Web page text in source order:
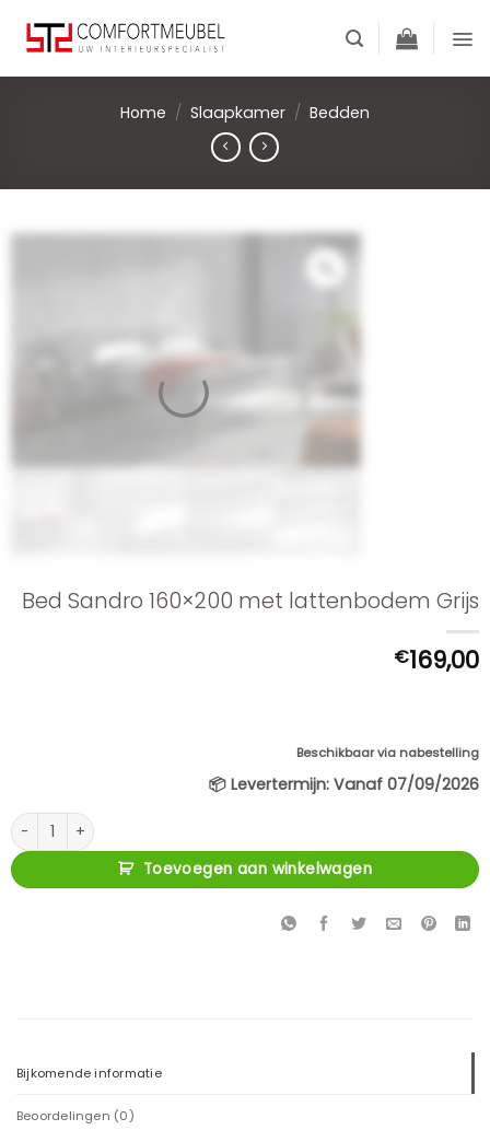
content
Home / Slaapkamer / Bedden
Bed Sandro 160×200 met lattenbodem Grijs
€169,00
Beschikbaar via nabestelling
📦 Levertermijn: Vanaf 07/09/2026
Bed Sandro 160x200 met lattenbodem Grijs aantal
Toevoegen aan winkelwagen
Bijkomende informatie
Beoordelingen (0)